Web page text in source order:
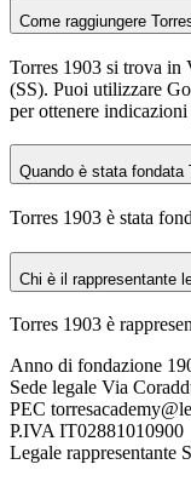
Come raggiungere
Torres 1903 si trova in
(SS). Puoi utilizzare
per ottenere indicazioni
Quando è stata fondata
Torres 1903 è stata
Chi è il rappresentante
Torres 1903 è
Anno di fondazione
Sede legale Via
PEC
P.IVA IT02881010900
Legale rappresentante